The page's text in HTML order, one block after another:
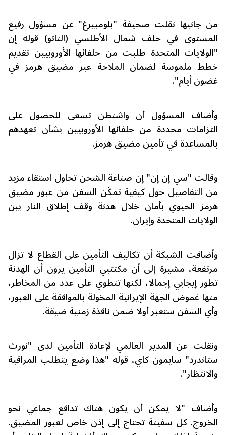
من جانبها نقلت صحيفة "بلومبيرغ" عن مسؤول رفيع
المستوى في حلف شمال الأطلسي (الناتو) قوله إن
"الولايات المتحدة طلبت من حلفائها الأوروبيين تقديم
خطط ملموسة لضمان الملاحة عبر مضيق هرمز في
غضون أيام".
وأضاف المسؤول أن واشنطن تسعى للحصول على
التزامات محددة من حلفائها الأوروبيين بشأن تعهدهم
بالمساعدة في تأمين مضيق هرمز.
وقالت "سي إن إن" إن صناعة الشحن تحاول استقاء مزيد
من التفاصيل حول كيفية تمكّن السفن من عبور مضيق
هرمز الحيوي بأمان خلال هدنة وقف إطلاق النار بين
الولايات المتحدة وإيران.
وأضافت الشبكة أن تكاليف التأمين على القطاع لا تزال
مرتفعة، مشيرة إلى أن مكتتبي التأمين يرون أن الهدنة
تطور إيجابي إجمالا، لكنها تنطوي على عدد من المخاطر،
منها غموض الجهة الإيرانية المخولة بالموافقة على العبور،
وأي السفن ستعبر أولا ضمن نافذة زمنية ضيقة.
ونقلت عن المدير العالمي لإعادة التأمين لدى "نورث
ستاندرد" سايمون كاي، قوله "هذا وضع يتطلب المراقبة
والانتظار".
وأضاف "لا يمكن أن يكون هناك تدافع جماعي نحو
الخروج. كل سفينة تحتاج إلى إذن خاص لعبور المضيق.